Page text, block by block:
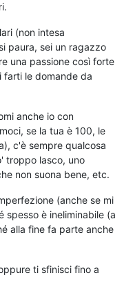
(non intesa
paura, sei un ragazzo
una passione così forte
farti le domande da
anche io con
se la tua è 100, le
c'è sempre qualcosa
troppo lasco, uno
non suona bene, etc.
(anche se mi
è ineliminabile (a
alla fine fa parte anche
ti sfinisci fino a